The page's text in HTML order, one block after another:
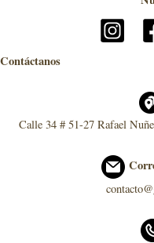
Contáctanos
Calle 34 # 51-27 Rafael